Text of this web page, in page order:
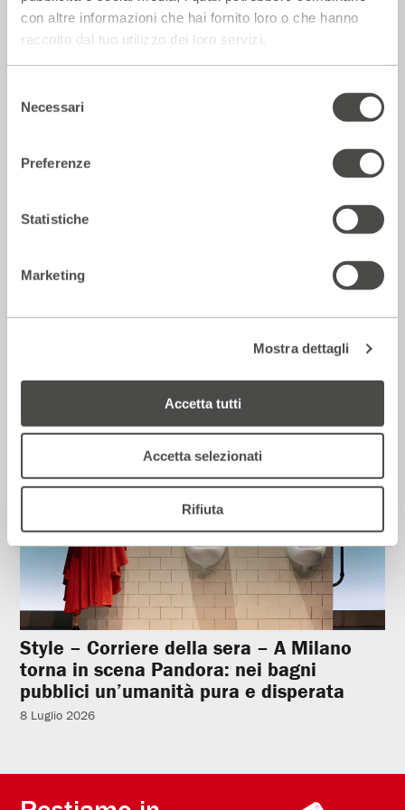
con altre informazioni che hai fornito loro o che hanno
raccolto dal tuo utilizzo dei loro servizi.
delNecessari
Preferenze
Statistiche
Marketing
Mostra dettagli
Accetta tutti
Accetta selezionati
Rifiuta
Corriere della sera – Io, tra Ferragni e
Frassica
Style – Corriere della sera – A Milano
torna in scena Pandora: nei bagni
pubblici un’umanità pura e disperata
8 Luglio 2026